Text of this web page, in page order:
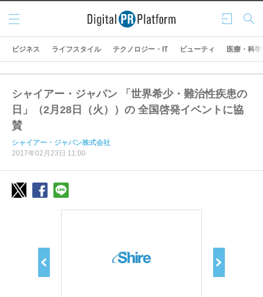
ログ
イン
検索
メニ
ュー
ビジネス ライフスタイル テクノロジー・IT ビューティ 医療・科学
シャイアー・ジャパン 「世界希少・難治性疾患の
日」（2月28日（火））の 全国啓発イベントに協
賛
シャイアー・ジャパン株式会社
2017年02月23日 11:00